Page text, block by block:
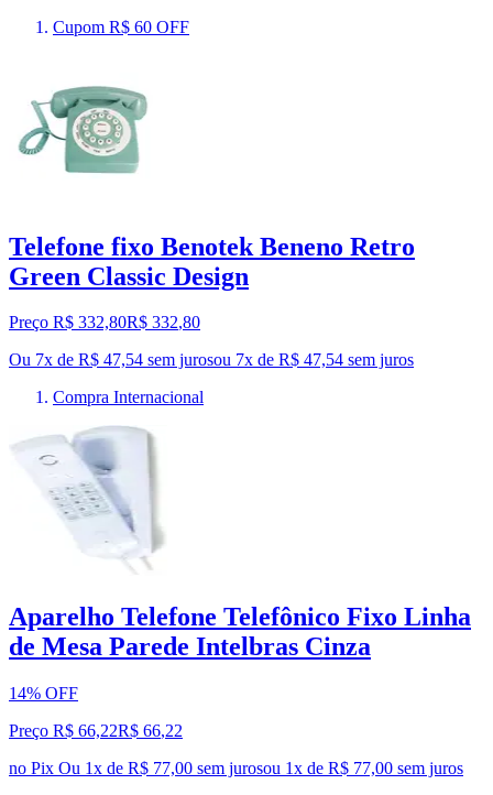
Cupom R$ 60 OFF
Telefone fixo Benotek Beneno Retro
Green Classic Design
Preço R$ 332,80R$ 332,80
Ou 7x de R$ 47,54 sem jurosou 7x de R$ 47,54 sem juros
Compra Internacional
Aparelho Telefone Telefônico Fixo Linha
de Mesa Parede Intelbras Cinza
14% OFF
Preço R$ 66,22R$ 66,22
no Pix Ou 1x de R$ 77,00 sem jurosou 1x de R$ 77,00 sem juros